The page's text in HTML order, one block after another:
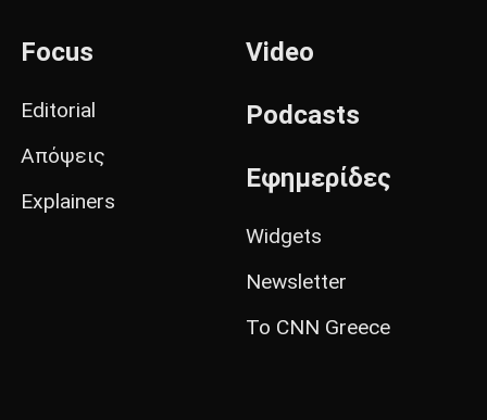
Focus
Editorial
Απόψεις
Explainers
Video
Podcasts
Εφημερίδες
Widgets
Newsletter
Το CNN Greece